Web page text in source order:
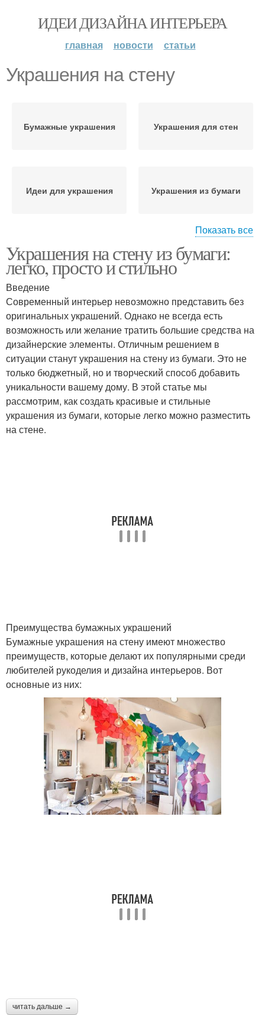
ИДЕИ ДИЗАЙНА ИНТЕРЬЕРА
главная новости статьи
Украшения на стену
Бумажные украшения Украшения для стен
Идеи для украшения Украшения из бумаги
украшений
Украшения к стене
Украшения на стене Цвета на стену
Украшения в детской
комнате
Украшения от
повреждений
Показать все
Украшения на стену из бумаги:
легко, просто и стильно
Введение
Современный интерьер невозможно представить без
оригинальных украшений. Однако не всегда есть
возможность или желание тратить большие средства на
дизайнерские элементы. Отличным решением в
ситуации станут украшения на стену из бумаги. Это не
только бюджетный, но и творческий способ добавить
уникальности вашему дому. В этой статье мы
рассмотрим, как создать красивые и стильные
украшения из бумаги, которые легко можно разместить
на стене.
Преимущества бумажных украшений
Бумажные украшения на стену имеют множество
преимуществ, которые делают их популярными среди
любителей рукоделия и дизайна интерьеров. Вот
основные из них:
читать дальше →